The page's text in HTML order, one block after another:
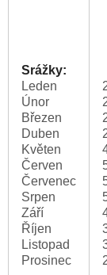
Srážky:
Leden
Únor
Březen
Duben
Květen
Červen
Červenec
Srpen
Září
Říjen
Listopad
Prosinec